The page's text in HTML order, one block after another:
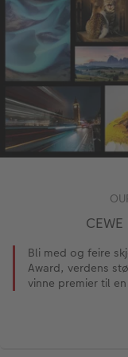
Bli med og feire
Award, verdens
vinne premier til